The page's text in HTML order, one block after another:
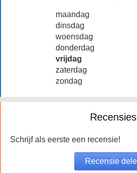
maandag
dinsdag
woensdag
donderdag
vrijdag
zaterdag
zondag
Recensies
Schrijf als eerste een recensie!